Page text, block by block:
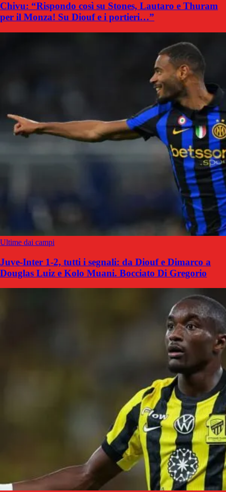
Chivu: “Rispondo così su Stones, Lautaro e Thuram
per il Monza! Su Diouf e i portieri…”
Ultime dai campi
Juve-Inter 1-2, tutti i segnali: da Diouf e Dimarco a
Douglas Luiz e Kolo Muani. Bocciato Di Gregorio